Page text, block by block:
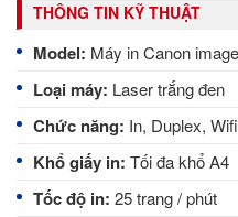
THÔNG TIN KỸ THUẬT
Model: Máy in Canon
Loại máy: Laser trắng đen
Chức năng: In, Duplex, Wifi
Khổ giấy in: Tối đa khổ A4
Tốc độ in: 25 trang / phút